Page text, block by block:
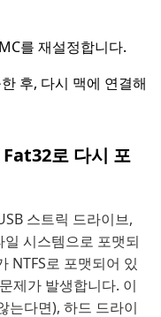
를 재설정합니다.
후, 다시 맥에 연결해
로 다시 포
스트릭 드라이브,
시스템으로 포맷되
NTFS로 포맷되어 있
제가 발생합니다. 이
는다면), 하드 드라이